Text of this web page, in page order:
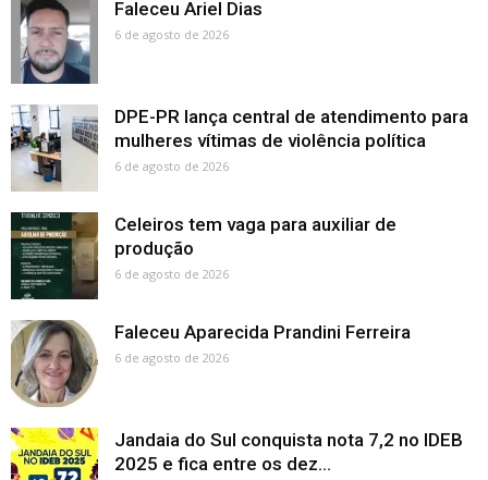
Faleceu Ariel Dias
6 de agosto de 2026
DPE-PR lança central de atendimento para
mulheres vítimas de violência política
6 de agosto de 2026
Celeiros tem vaga para auxiliar de
produção
6 de agosto de 2026
Faleceu Aparecida Prandini Ferreira
6 de agosto de 2026
Jandaia do Sul conquista nota 7,2 no IDEB
2025 e fica entre os dez...